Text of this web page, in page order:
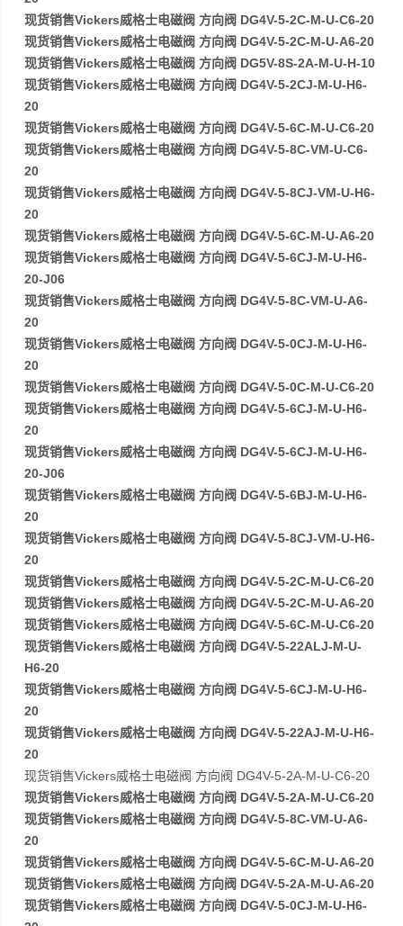
现货销售Vickers威格士电磁阀 方向阀 DG4V-5-2C-M-U-C6-20
现货销售Vickers威格士电磁阀 方向阀 DG4V-5-2C-M-U-A6-20
现货销售Vickers威格士电磁阀 方向阀 DG5V-8S-2A-M-U-H-10
现货销售Vickers威格士电磁阀 方向阀 DG4V-5-2CJ-M-U-H6-
20
现货销售Vickers威格士电磁阀 方向阀 DG4V-5-6C-M-U-C6-20
现货销售Vickers威格士电磁阀 方向阀 DG4V-5-8C-VM-U-C6-
20
现货销售Vickers威格士电磁阀 方向阀 DG4V-5-8CJ-VM-U-H6-
20
现货销售Vickers威格士电磁阀 方向阀 DG4V-5-6C-M-U-A6-20
现货销售Vickers威格士电磁阀 方向阀 DG4V-5-6CJ-M-U-H6-
20-J06
现货销售Vickers威格士电磁阀 方向阀 DG4V-5-8C-VM-U-A6-
20
现货销售Vickers威格士电磁阀 方向阀 DG4V-5-0CJ-M-U-H6-
20
现货销售Vickers威格士电磁阀 方向阀 DG4V-5-0C-M-U-C6-20
现货销售Vickers威格士电磁阀 方向阀 DG4V-5-6CJ-M-U-H6-
20
现货销售Vickers威格士电磁阀 方向阀 DG4V-5-6CJ-M-U-H6-
20-J06
现货销售Vickers威格士电磁阀 方向阀 DG4V-5-6BJ-M-U-H6-
20
现货销售Vickers威格士电磁阀 方向阀 DG4V-5-8CJ-VM-U-H6-
20
现货销售Vickers威格士电磁阀 方向阀 DG4V-5-2C-M-U-C6-20
现货销售Vickers威格士电磁阀 方向阀 DG4V-5-2C-M-U-A6-20
现货销售Vickers威格士电磁阀 方向阀 DG4V-5-6C-M-U-C6-20
现货销售Vickers威格士电磁阀 方向阀 DG4V-5-22ALJ-M-U-
H6-20
现货销售Vickers威格士电磁阀 方向阀 DG4V-5-6CJ-M-U-H6-
20
现货销售Vickers威格士电磁阀 方向阀 DG4V-5-22AJ-M-U-H6-
20
现货销售Vickers威格士电磁阀 方向阀 DG4V-5-2A-M-U-C6-20
现货销售Vickers威格士电磁阀 方向阀 DG4V-5-2A-M-U-C6-20
现货销售Vickers威格士电磁阀 方向阀 DG4V-5-8C-VM-U-A6-
20
现货销售Vickers威格士电磁阀 方向阀 DG4V-5-6C-M-U-A6-20
现货销售Vickers威格士电磁阀 方向阀 DG4V-5-2A-M-U-A6-20
现货销售Vickers威格士电磁阀 方向阀 DG4V-5-0CJ-M-U-H6-